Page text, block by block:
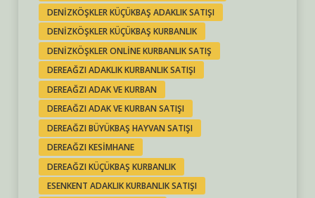
DENIZKÖŞKLER KÜÇÜKBAŞ ADAKLIK SATIŞI
DENIZKÖŞKLER KÜÇÜKBAŞ KURBANLIK
DENIZKÖŞKLER ONLINE KURBANLIK SATIŞ
DEREAĞZI ADAKLIK KURBANLIK SATIŞI
DEREAĞZI ADAK VE KURBAN
DEREAĞZI ADAK VE KURBAN SATIŞI
DEREAĞZI BÜYÜKBAŞ HAYVAN SATIŞI
DEREAĞZI KESIMHANE
DEREAĞZI KÜÇÜKBAŞ KURBANLIK
ESENKENT ADAKLIK KURBANLIK SATIŞI